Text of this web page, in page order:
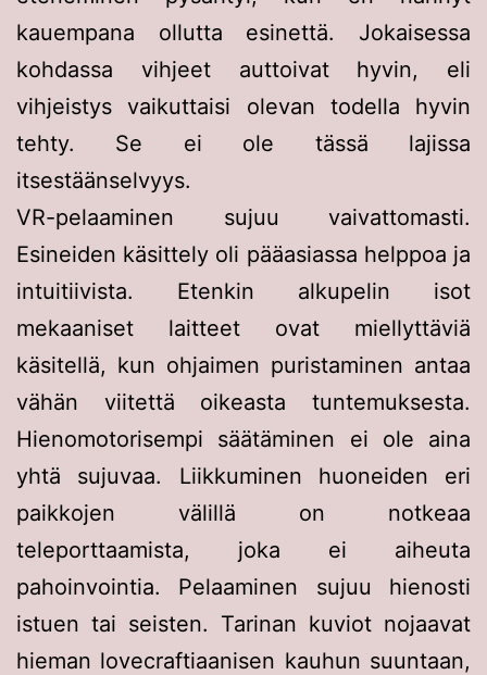
kauempana ollutta esinettä. Jokaisessa
kohdassa vihjeet auttoivat hyvin, eli
vihjeistys vaikuttaisi olevan todella hyvin
tehty. Se ei ole tässä lajissa
itsestäänselvyys.
VR-pelaaminen sujuu vaivattomasti.
Esineiden käsittely oli pääasiassa helppoa ja
intuitiivista. Etenkin alkupelin isot
mekaaniset laitteet ovat miellyttäviä
käsitellä, kun ohjaimen puristaminen antaa
vähän viitettä oikeasta tuntemuksesta.
Hienomotorisempi säätäminen ei ole aina
yhtä sujuvaa. Liikkuminen huoneiden eri
paikkojen välillä on notkeaa
teleporttaamista, joka ei aiheuta
pahoinvointia. Pelaaminen sujuu hienosti
istuen tai seisten. Tarinan kuviot nojaavat
hieman lovecraftiaanisen kauhun suuntaan,